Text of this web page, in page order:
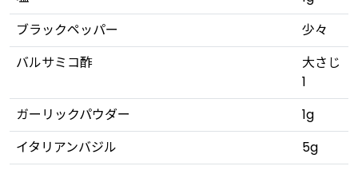
ブラックペッパー
少々
バルサミコ酢
大さじ
1
ガーリックパウダー
1g
イタリアンバジル
5g